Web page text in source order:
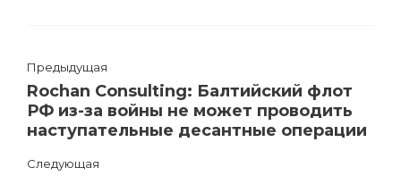
Предыдущая
Rochan Consulting: Балтийский флот
РФ из-за войны не может проводить
наступательные десантные операции
Следующая